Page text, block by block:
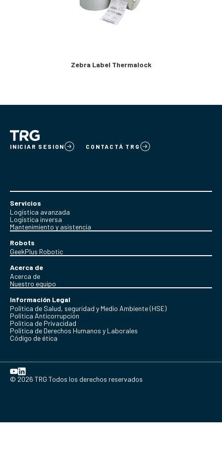
Zebra Label Thermalock
INICIAR SESION CONTACTÁ TRG
Servicios
Logística avanzada
Logística inversa
Mantenimiento y asistencia
Robots
GeekPlus Robotic
Acerca de
Acerca de
Nuestro equipo
Información Legal
Política de Salud, seguridad y Medio Ambiente (HSE)
Política Anticorrupción
Politica de Privacidad
Política de Derechos Humanos y Laborales
Código de ética
© 2026 TRG Todos los derechos reservados